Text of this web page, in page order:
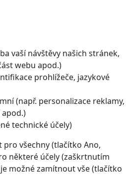
vaší návštěvy našich stránek,
webu apod.)
prohlížeče, jazykové
(např. personalizace reklamy,
technické účely)
všechny (tlačítko Ano,
některé účely (zaškrtnutím
možné zamítnout vše (tlačítko